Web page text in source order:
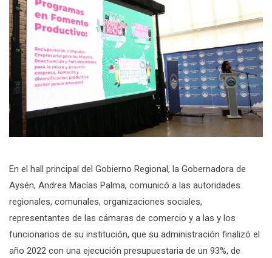
En el hall principal del Gobierno Regional, la Gobernadora de
Aysén, Andrea Macías Palma, comunicó a las autoridades
regionales, comunales, organizaciones sociales,
representantes de las cámaras de comercio y a las y los
funcionarios de su institución, que su administración finalizó el
año 2022 con una ejecución presupuestaria de un 93%, de